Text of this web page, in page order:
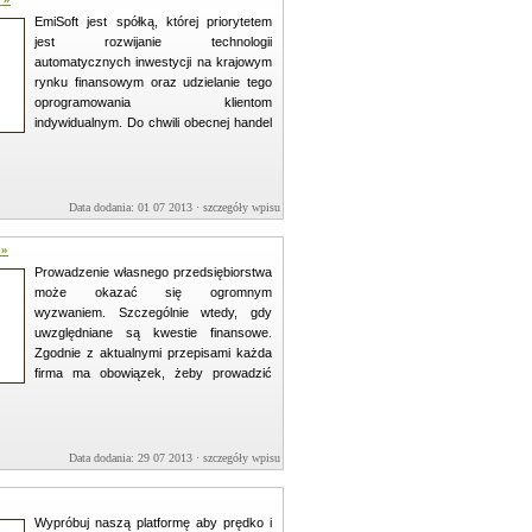
EmiSoft jest spółką, której priorytetem
jest rozwijanie technologii
automatycznych inwestycji na krajowym
rynku finansowym oraz udzielanie tego
oprogramowania klientom
indywidualnym. Do chwili obecnej handel
Data dodania: 01 07 2013 · szczegóły wpisu »
Prowadzenie własnego przedsiębiorstwa
może okazać się ogromnym
wyzwaniem. Szczególnie wtedy, gdy
uwzględniane są kwestie finansowe.
Zgodnie z aktualnymi przepisami każda
firma ma obowiązek, żeby prowadzić
Data dodania: 29 07 2013 · szczegóły wpisu »
Wypróbuj naszą platformę aby prędko i